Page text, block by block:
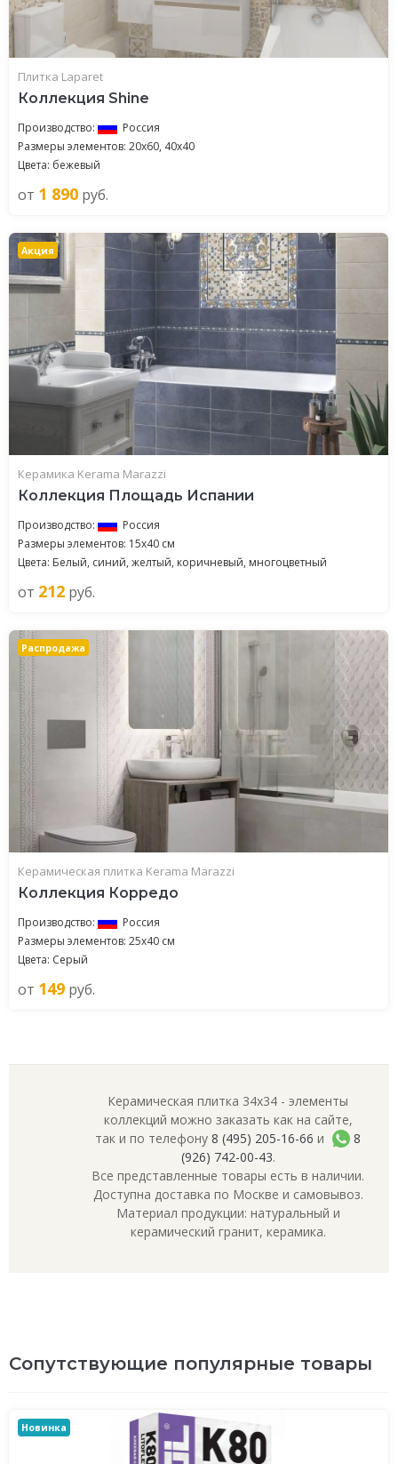
Плитка Laparet
Коллекция Shine
Производство:
Россия
Размеры элементов: 20x60, 40x40
Цвета: бежевый
от 1 890 руб.
Акция
Керамика Kerama Marazzi
Коллекция Площадь Испании
Производство:
Россия
Размеры элементов: 15x40 см
Цвета: Белый, синий, желтый, коричневый, многоцветный
от 212 руб.
Распродажа
Керамическая плитка Kerama Marazzi
Коллекция Корредо
Производство:
Россия
Размеры элементов: 25x40 см
Цвета: Серый
от 149 руб.
Керамическая плитка 34x34 - элементы
коллекций можно заказать как на сайте,
так и по телефону 8 (495) 205-16-66 и
8
(926) 742-00-43.
Все представленные товары есть в наличии.
Доступна доставка по Москве и самовывоз.
Материал продукции: натуральный и
керамический гранит, керамика.
Сопутствующие популярные товары
Новинка